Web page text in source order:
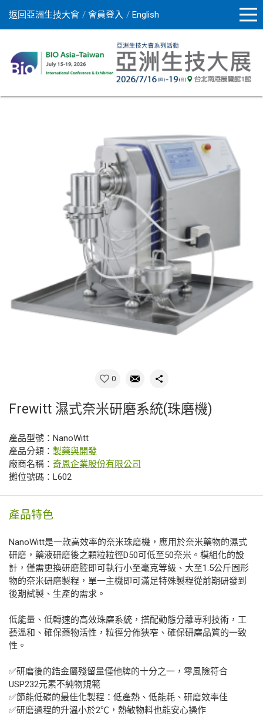
返回亞洲生技大會 會員登入 English
0
Frewitt 濕式奈米研磨系統(珠磨機)
產品型號：NanoWitt
產品分類： 製藥與開發
廠商名稱： 奇恩企業股份有限公司
攤位號碼：L602
產品特色
NanoWitt是一款高效率的奈米珠磨機，應用於奈米藥物的濕式
研磨，藥液研磨後之顆粒粒徑D50可低至50奈米。模組化的設
計，僅需更換研磨腔即可執行小至毫克等級、大至1.5公斤固形
物的奈米研磨製程，單一主機即可滿足特殊製程從前期研發到
後期試製、生產的需求。
低能量、低轉速的高效珠磨系統，搭配動態分離專利技術，工
藝溫和、確保藥物活性，粒徑分佈狹窄、確保研磨品質的一致
性。
✅研磨後的鋯金屬殘留量僅他牌的十分之一，零風險符合
USP232元素不純物規範
✅節能低碳的最佳化製程：低產熱、低能耗、研磨效率佳
✅研磨過程的升溫小於2℃，熱敏物料也能安心操作